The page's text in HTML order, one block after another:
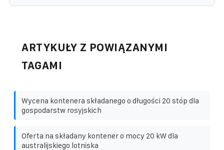
ARTYKUŁY Z POWIĄZANYMI
TAGAMI
Wycena kontenera składanego o długości 20 stóp dla
gospodarstw rosyjskich
Oferta na składany kontener o mocy 20 kW dla
australijskiego lotniska